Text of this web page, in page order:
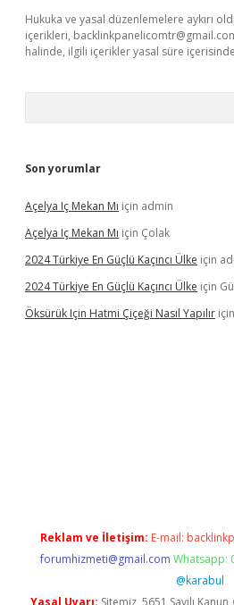
Hukuka ve yasal düzenlemelere aykırı
içerikleri,
halinde, ilgili içerikler yasal süre
Son yorumlar
Açelya Iç Mekan Mı için admin
Açelya Iç Mekan Mı için Çolak
2024 Türkiye En Güçlü Kaçıncı Ülke için
2024 Türkiye En Güçlü Kaçıncı Ülke için
Öksürük Için Hatmi Çiçeği Nasıl Yapılır için
Reklam ve İletişim: E-mail:
forumhizmeti@gmail.com Whatsapp:
@karabul
Yasal Uyarı: Sitemiz, 5651 Sayılı